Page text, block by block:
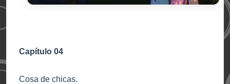
Capítulo 04
Cosa de chicas.